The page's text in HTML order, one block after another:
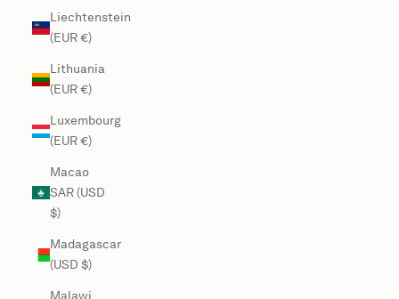
Liechtenstein
(EUR €)
Lithuania
(EUR €)
Luxembourg
(EUR €)
Macao
SAR (USD
$)
Madagascar
(USD $)
Malawi